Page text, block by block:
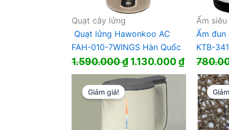
Quạt cây lửng
Quạt lửng Hawonkoo AC
FAH-010-7WINGS Hàn Quốc
1.590.000₫ Giá
gốc
là:
1.590.000 ₫.
1.130.000₫Giá
hiện
Ấm
Ấm đun
KTB-
Giảm giá!